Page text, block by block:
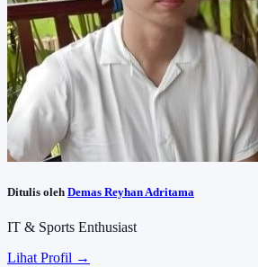
Ditulis oleh Demas Reyhan Adritama
IT & Sports Enthusiast
Lihat Profil →